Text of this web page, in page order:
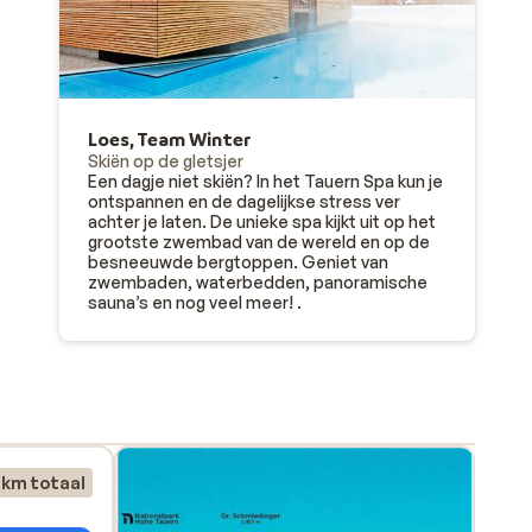
Loes, Team Winter
Skiën op de gletsjer
Een dagje niet skiën? In het Tauern Spa kun je
ontspannen en de dagelijkse stress ver
achter je laten. De unieke spa kijkt uit op het
grootste zwembad van de wereld en op de
besneeuwde bergtoppen. Geniet van
zwembaden, waterbedden, panoramische
sauna’s en nog veel meer! .
km totaal